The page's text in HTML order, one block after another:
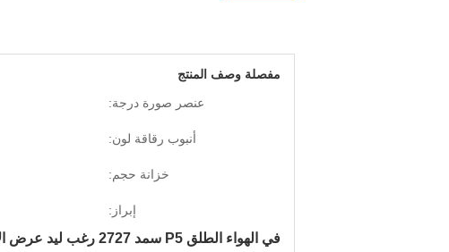
مفصلة وصف المنتج
عنصر صورة درجة:
أنبوب رقاقة لون:
خزانة حجم:
إبراز:
في الهواء الطلق P5 سمد 2727 رغب ليد عرض الإعلان شارع لوحة القيادة المستمرة 1/16 المسح الضوئي